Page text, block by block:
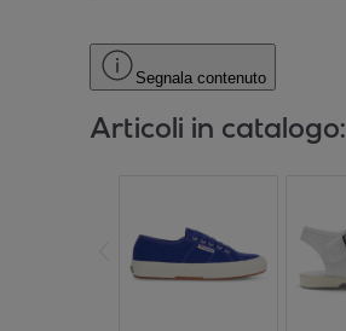
Segnala contenuto
Articoli in catalogo: